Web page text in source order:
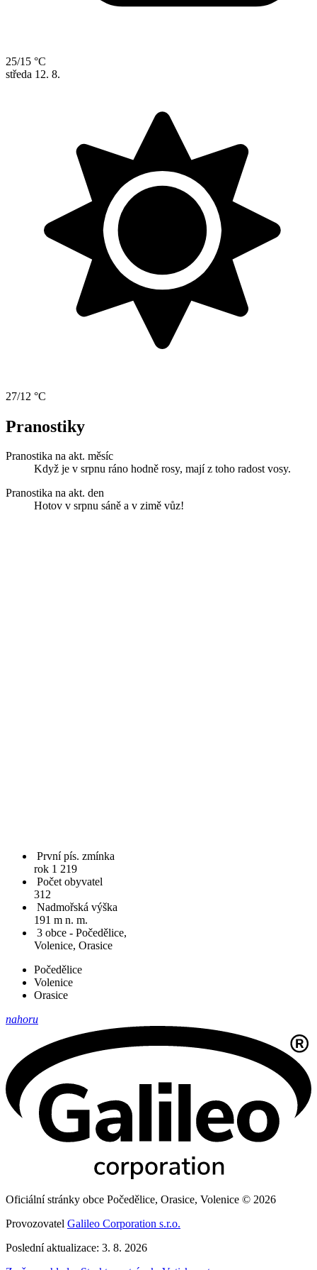
25/15 °C
středa 12. 8.
27/12 °C
Pranostiky
Pranostika na akt. měsíc
Když je v srpnu ráno hodně rosy, mají z toho radost vosy.
Pranostika na akt. den
Hotov v srpnu sáně a v zimě vůz!
První pís. zmínka
rok 1 219
Počet obyvatel
312
Nadmořská výška
191 m n. m.
3 obce - Počedělice,
Volenice, Orasice
Počedělice
Volenice
Orasice
nahoru
Oficiální stránky obce Počedělice, Orasice, Volenice © 2026
Provozovatel Galileo Corporation s.r.o.
Poslední aktualizace: 3. 8. 2026